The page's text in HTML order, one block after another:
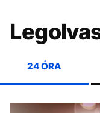
24 ÓRA